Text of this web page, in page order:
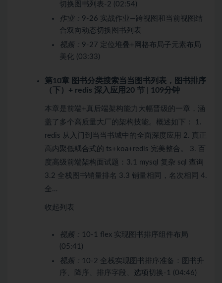
切换图书列表-2 (02:54)
作业： 9-26 实战作业—跨视图和当前视图结
合双向动态切换图书列表
视频： 9-27 定位堆叠+网格布局子元素布局
美化 (03:33)
第10章 图书分类搜索当当图书列表，图书排序
（下）+ redis 深入应用 20 节 | 109分钟
本章是前端+真后端架构能力大幅晋级的一章，涵
盖了多个高质量大厂的架构技能。概述如下： 1.
redis 从入门到当当书城中的全面深度应用 2. 真正
高内聚低耦合式的 ts+koa+redis 完美整合。 3. 百
度高级前端架构面试题：3.1 mysql 复杂 sql 查询
3.2 全栈图书销量排名 3.3 销量相同，名次相同 4.
全…
收起列表
视频： 10-1 flex 实现图书排序组件布局
(05:41)
视频： 10-2 全栈实现图书排序准备：图书升
序、降序、排序字段、选项切换-1 (04:46)